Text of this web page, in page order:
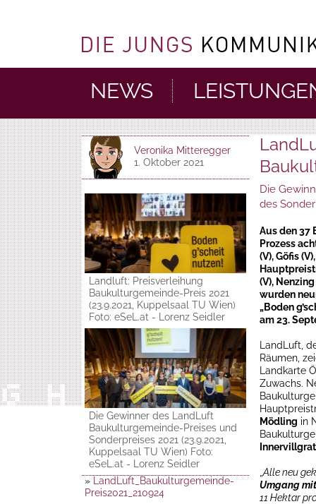
NEWS
Veronika Mitteregger
1. Oktober 2021
Landluft: Preisverleihung
Baukulturgemeinde-Preis 2021
(23.9.2021, Kuppelsaal TU Wien)
Foto: eSeL.at - Lorenz Seidler
Die Gewinner des LandLuft
Baukulturgemeinde-Preises und
Sonderpreises 2021 (23.9.2021,
Kuppelsaal TU Wien) Foto:
eSeL.at - Lorenz Seidler
»
LandLuft_Baukulturgemeinde-
Preis2021_210924
Die
des
Aus den 37
Prozess
(V), Göfis
(V),
wurden
„Boden
am 23.
LandLuft,
Räumen,
Landkarte
Zuwachs.
Mödling in
„Alle neu
Umgang
11 Hektar